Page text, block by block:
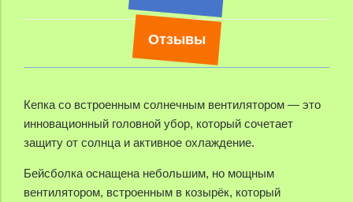
Отзывы
Кепка со встроенным солнечным вентилятором — это
инновационный головной убор, который сочетает
защиту от солнца и активное охлаждение.
Бейсболка оснащена небольшим, но мощным
вентилятором, встроенным в козырёк, который